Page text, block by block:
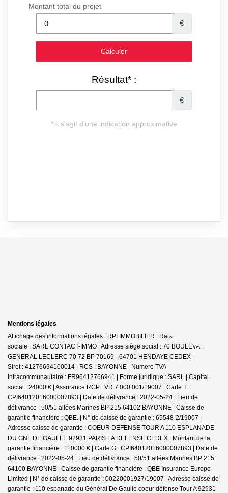
Mentions légales
Affichage des informations légales : RPI IMMOBILIER | Raison
sociale : SARL CONTACT-IMMO | Adresse siège social : 70 BOULEVARD DU
GENERAL LECLERC 70 72 BP 70169 - 64701 HENDAYE CEDEX |
Siret : 41276694100014 | RCS : BAYONNE | Numero TVA
Intracommunautaire : FR96412766941 | Forme juridique : SARL | Capital
social : 24000 € | Assurance RCP : VD 7.000.001/19007 | Carte T :
CPI64012016000007893 | Date de délivrance : 2022-05-24 | Lieu de
délivrance : 50/51 allées Marines BP 215 64102 BAYONNE | Caisse de
garantie financière : QBE. | N° de caisse de garantie : 65548-2/19007 |
Adresse caisse de garantie : COEUR DEFENSE TOUR A 110 ESPLANADE
DU GNL DE GAULLE 92931 PARIS LA DEFENSE CEDEX | Montant de la
garantie financière : 110000 € | Carte G : CPI64012016000007893 | Date de
délivrance : 2022-05-24 | Lieu de délivrance : 50/51 allées Marines BP 215
64100 BAYONNE | Caisse de garantie financière : QBE Insurance Europe
Limited | N° de caisse de garantie : 00220001927/19007 | Adresse caisse de
garantie : 110 espanade du Général De Gaulle coeur défense Tour A 92931